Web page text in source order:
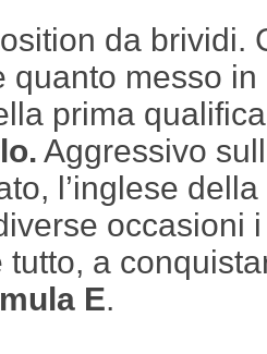
da brividi.
quanto messo
prima
Aggressivo
l’inglese della
occasioni
tutto, a
E.